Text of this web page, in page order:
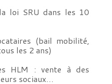
loi SRU dans les 10
(bail mobilité,
les 2 ans)
HLM : vente à des
sociaux…